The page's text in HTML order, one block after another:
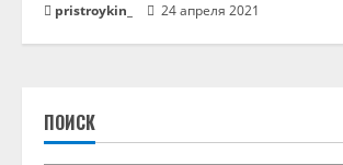
pristroykin_ 24 апреля 2021
ПОИСК